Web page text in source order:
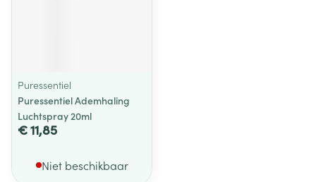
Puressentiel
Puressentiel Ademhaling
Luchtspray 20ml
€ 11,85
Niet beschikbaar